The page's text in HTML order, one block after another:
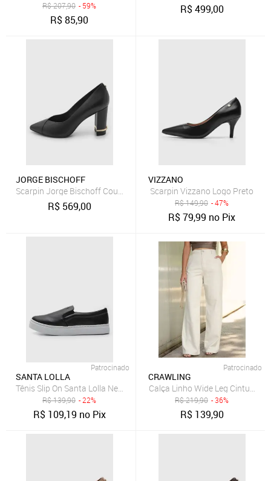
R$207,90 - 59%
R$85,90
R$499,00
JORGE BISCHOFF
Scarpin Jorge Bischoff Couro Preto
R$ 569,00
VIZZANO
Scarpin Vizzano Logo Preto
R$149,90 - 47%
R$79,99 no Pix
Patrocinado
SANTA LOLLA
Tênis Slip On Santa Lolla New Preto
R$139,90 - 22%
R$ 109,19 no Pix
Patrocinado
CRAWLING
Calça Linho Wide Leg Cintura
R$219,90 - 36%
R$ 139,90